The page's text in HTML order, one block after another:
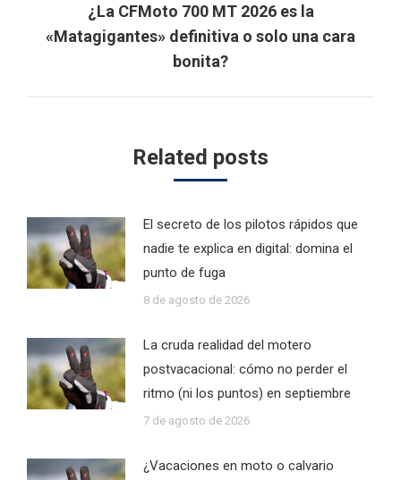
Next
post:
¿La CFMoto 700 MT 2026 es la
«Matagigantes» definitiva o solo una cara
bonita?
Related posts
El secreto de los pilotos rápidos que
nadie te explica en digital: domina el
punto de fuga
8 de agosto de 2026
La cruda realidad del motero
postvacacional: cómo no perder el
ritmo (ni los puntos) en septiembre
7 de agosto de 2026
¿Vacaciones en moto o calvario